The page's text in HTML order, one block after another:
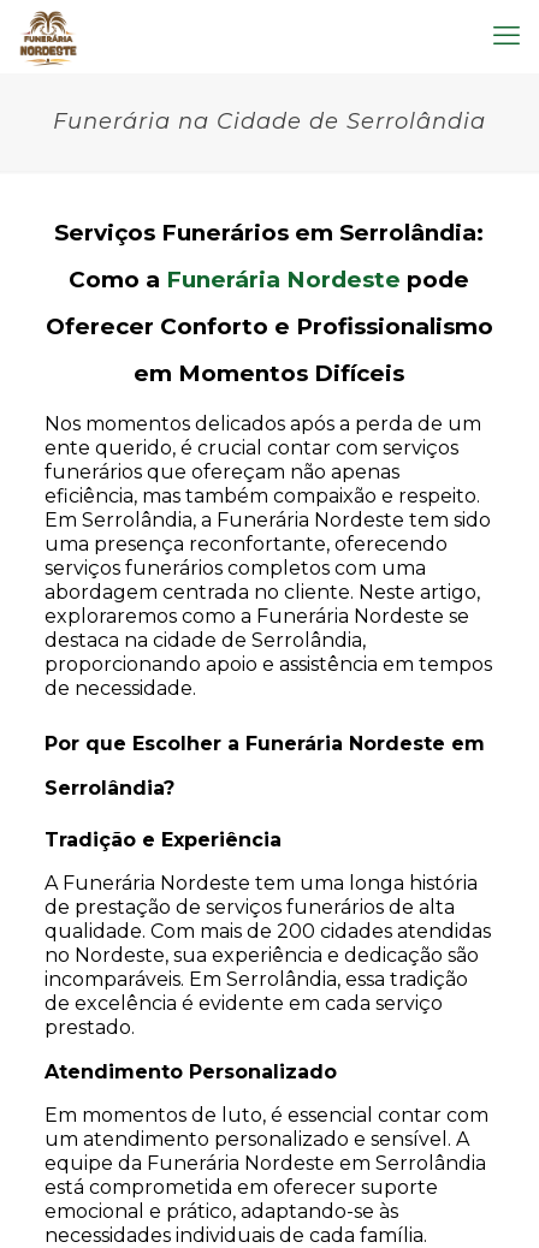
Funerária na Cidade de Serrolândia
Serviços Funerários em Serrolândia:
Como a Funerária Nordeste pode
Oferecer Conforto e Profissionalismo
em Momentos Difíceis
Nos momentos delicados após a perda de um
ente querido, é crucial contar com serviços
funerários que ofereçam não apenas
eficiência, mas também compaixão e respeito.
Em Serrolândia, a Funerária Nordeste tem sido
uma presença reconfortante, oferecendo
serviços funerários completos com uma
abordagem centrada no cliente. Neste artigo,
exploraremos como a Funerária Nordeste se
destaca na cidade de Serrolândia,
proporcionando apoio e assistência em tempos
de necessidade.
Por que Escolher a Funerária Nordeste em
Serrolândia?
Tradição e Experiência
A Funerária Nordeste tem uma longa história
de prestação de serviços funerários de alta
qualidade. Com mais de 200 cidades atendidas
no Nordeste, sua experiência e dedicação são
incomparáveis. Em Serrolândia, essa tradição
de excelência é evidente em cada serviço
prestado.
Atendimento Personalizado
Em momentos de luto, é essencial contar com
um atendimento personalizado e sensível. A
equipe da Funerária Nordeste em Serrolândia
está comprometida em oferecer suporte
emocional e prático, adaptando-se às
necessidades individuais de cada família.